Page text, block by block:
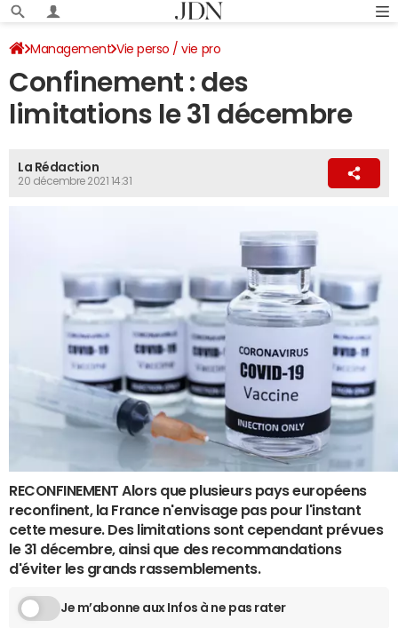
Management Vie perso / vie pro
Confinement : des
limitations le 31 décembre
La Rédaction
20 décembre 2021 14:31
RECONFINEMENT Alors que plusieurs pays européens
reconfinent, la France n'envisage pas pour l'instant
cette mesure. Des limitations sont cependant prévues
le 31 décembre, ainsi que des recommandations
d'éviter les grands rassemblements.
Je m’abonne aux Infos à ne pas rater